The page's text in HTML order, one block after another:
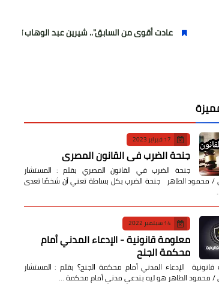
عادت أقوى من السابق".. شيرين عبد الوهاب تتألق في أولى
17 فبراير 2023
جنحة الضرب في القانون المصري
جنحة الضرب في القانون المصري بقلم : المستشار
/ محمود الطاهر جنحة الضرب بكل بساطة تعني أن شخصًا تعدى
14 سبتمبر 2022
معلومة قانونية - الإدعاء المدني أمام
محكمة الجنح
الإدعاء المدني أمام محكمة الجنح؟ بقلم : المستشار
/ محمود الطاهر هو ليه بندعي مدني أمام محكمة …